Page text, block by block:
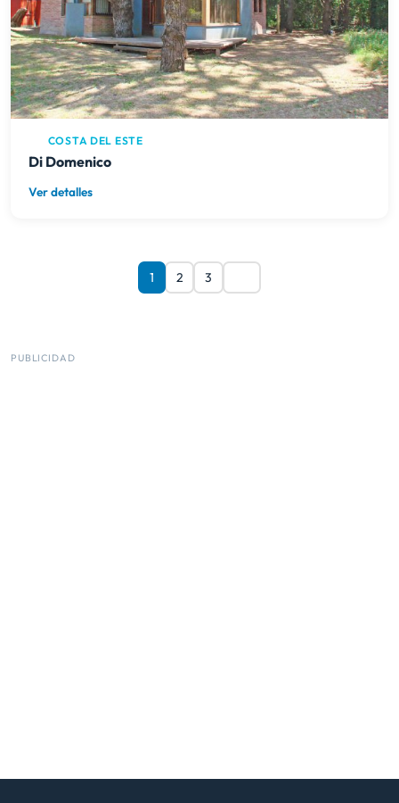
COSTA DEL ESTE
Di Domenico
Ver detalles
1 2 3
PUBLICIDAD